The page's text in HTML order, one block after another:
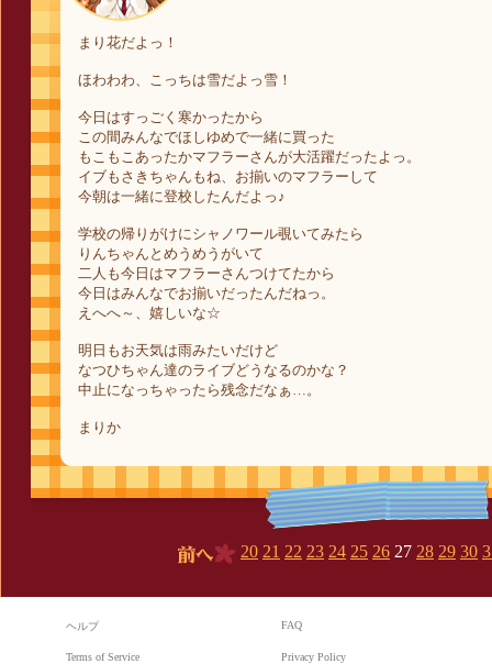
まり花だよっ！
ほわわわ、こっちは雪だよっ雪！
今日はすっごく寒かったから
この間みんなでほしゆめで一緒に買った
もこもこあったかマフラーさんが大活躍だったよっ。
イブもさきちゃんもね、お揃いのマフラーして
今朝は一緒に登校したんだよっ♪
学校の帰りがけにシャノワール覗いてみたら
りんちゃんとめうめうがいて
二人も今日はマフラーさんつけてたから
今日はみんなでお揃いだったんだねっ。
えへへ～、嬉しいな☆
明日もお天気は雨みたいだけど
なつひちゃん達のライブどうなるのかな？
中止になっちゃったら残念だなぁ…。
まりか
20 21 22 23 24 25 26 27 28 29 30
ヘルプ FAQ
Terms of Service Privacy Policy